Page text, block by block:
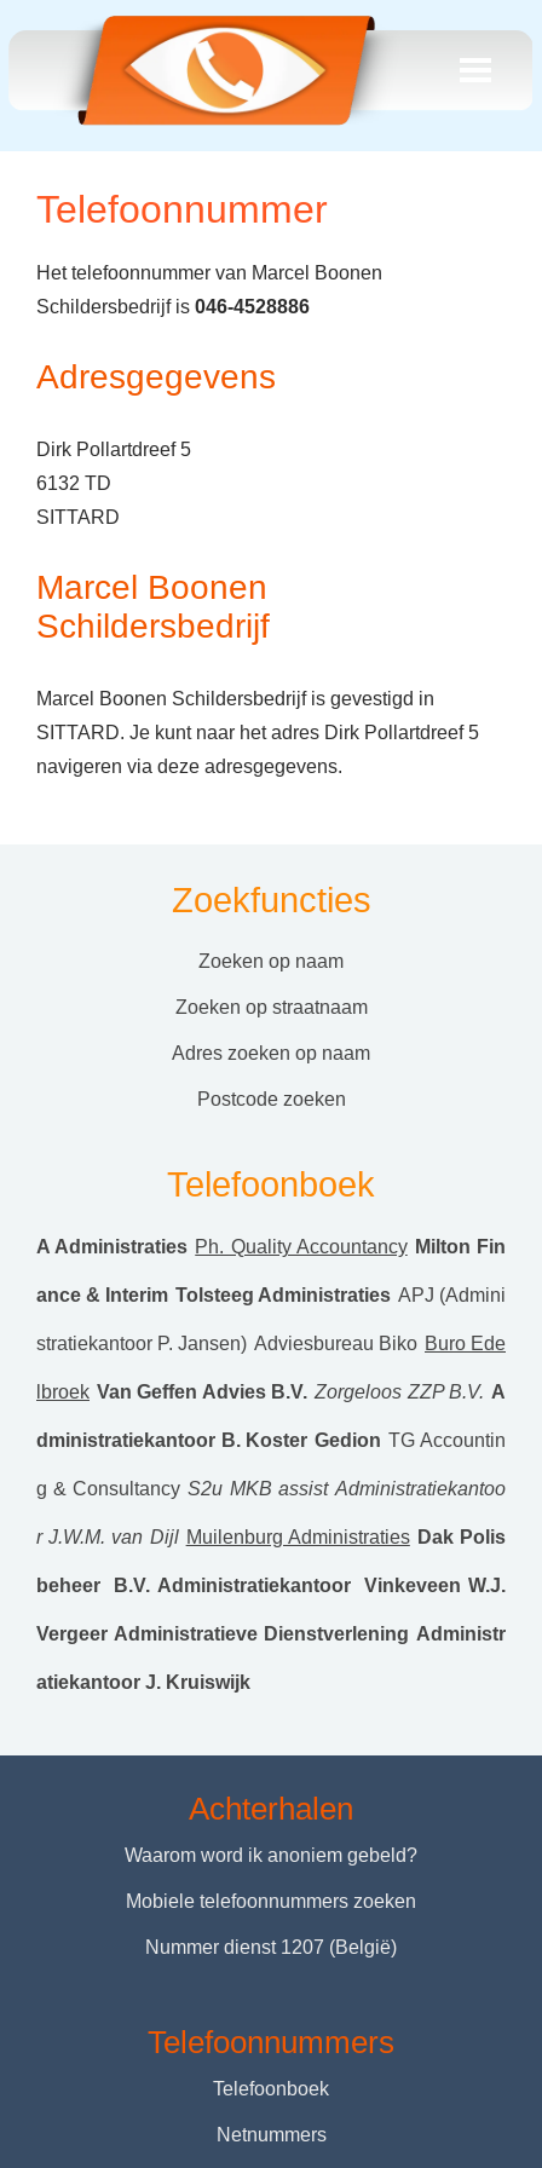
Telefoonnummer
Het telefoonnummer van Marcel Boonen
Schildersbedrijf is 046-4528886
Adresgegevens
Dirk Pollartdreef 5
6132 TD
SITTARD
Marcel Boonen
Schildersbedrijf
Marcel Boonen Schildersbedrijf is gevestigd in
SITTARD. Je kunt naar het adres Dirk Pollartdreef 5
navigeren via deze adresgegevens.
Zoekfuncties
zoeken op naam
zoeken op straatnaam
adres zoeken op naam
postcode zoeken
Telefoonboek
A Administraties Ph. Quality Accountancy Milton Fin
ance & Interim Tolsteeg Administraties APJ (Admini
stratiekantoor P. Jansen) Adviesbureau Biko Buro Ede
lbroek Van Geffen Advies B.V. Zorgeloos ZZP B.V. A
dministratiekantoor B. Koster Gedion TG Accountin
g & Consultancy S2u MKB assist Administratiekantoo
r J.W.M. van Dijl Muilenburg Administraties Dak Polis
beheer B.V. Administratiekantoor Vinkeveen W.J.
Vergeer Administratieve Dienstverlening Administr
atiekantoor J. Kruiswijk
Achterhalen
Waarom word ik anoniem gebeld?
Mobiele telefoonnummers zoeken
Nummer dienst 1207 (België)
Telefoonnummers
Telefoonboek
Netnummers